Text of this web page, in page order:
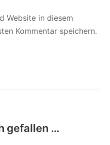
Website in diesem
Kommentar speichern.
gefallen …